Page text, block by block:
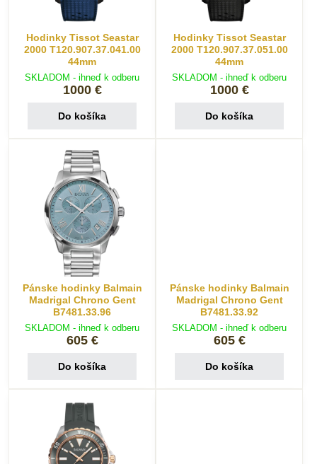
Hodinky Tissot Seastar
2000 T120.907.37.041.00
44mm
SKLADOM - ihneď k odberu
1000 €
Do košíka
Hodinky Tissot Seastar
2000 T120.907.37.051.00
44mm
SKLADOM - ihneď k odberu
1000 €
Do košíka
Pánske hodinky Balmain
Madrigal Chrono Gent
B7481.33.96
SKLADOM - ihneď k odberu
605 €
Do košíka
Pánske hodinky Balmain
Madrigal Chrono Gent
B7481.33.92
SKLADOM - ihneď k odberu
605 €
Do košíka